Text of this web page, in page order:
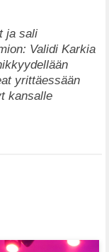
ja sali
Validi Karkia
yrittäessään
kansalle